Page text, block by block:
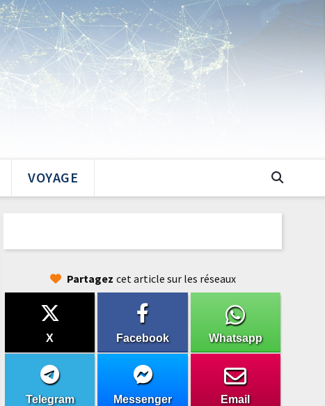
VOYAGE
Partagez cet article sur les réseaux
X Facebook Whatsapp
Telegram Messenger Email